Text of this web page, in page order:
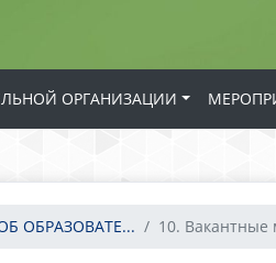
ОРГАНИЗАЦИИ
ОБРАЗОВАТЕ... 10. Вакантные